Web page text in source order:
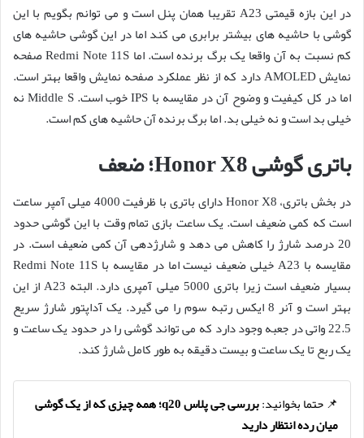
در این بازه قیمتی A23 تقریبا همان پنل است و می توانم بگویم با این
گوشی با حاشیه های بیشتر برابری می کند اما در این گوشی حاشیه های
کم نسبت به آن واقعا یک برگ برنده است. اما Redmi Note 11S صفحه
نمایش AMOLED دارد که از نظر عملکرد صفحه نمایش واقعا بهتر است.
اما در کل کیفیت و وضوح آن در مقایسه با IPS خوب است. Middle S نه
خیلی بد است و نه خیلی بد. اما برگ برنده آن حاشیه های کم است.
باتری گوشی Honor X8؛ ضعف
در بخش باتری، Honor X8 دارای باتری با ظرفیت 4000 میلی آمپر ساعت
است که کمی ضعیف است. یک ساعت بازی تمام وقت با این گوشی حدود
20 درصد شارژ را کاهش می دهد و شارژدهی آن کمی ضعیف است. در
مقایسه با A23 خیلی ضعیف نیست اما در مقایسه با Redmi Note 11S
بسیار ضعیف است زیرا باتری 5000 میلی آمپری دارد. البته A23 از این
بهتر است و آنر 8 ایکس رتبه سوم را می گیرد. یک آداپتور شارژ سریع
22.5 واتی در جعبه وجود دارد که می تواند گوشی را در حدود یک ساعت و
یک ربع تا یک ساعت و بیست دقیقه به طور کامل شارژ کند.
📌 حتما بخوانید:
بررسی جی پلاس q20؛ همه چیزی که از یک گوشی
میان رده انتظار دارید